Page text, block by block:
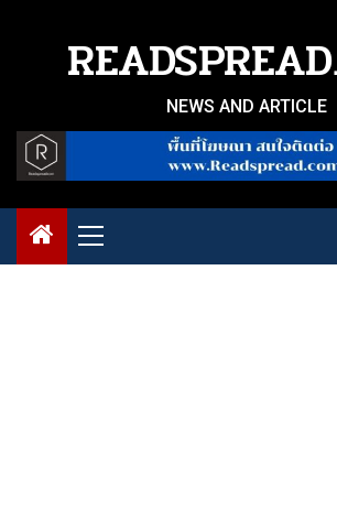
NEWS AND ARTICLE
Primary
Menu